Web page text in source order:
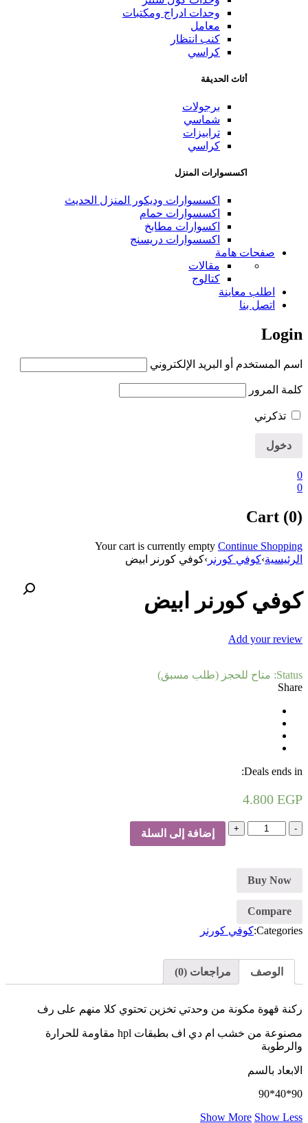
وحدات ادراج ومكتبات
معامل
كنب انتظار
كراسي
أثاث الحديقة
برجولات
شماسي
ترابيزات
كراسي
اكسسوارات المنزل
اكسسوارات وديكور المنزل الحديث
اكسسوارات حمام
اكسوارات مطابخ
اكسسوارات دريسنج
صفحات هامة
مقالات
كتالوج
اطلب معاينة
اتصل بنا
Login
اسم المستخدم أو البريد الإلكتروني
كلمة المرور
تذكرني
0
0
Cart (0)
Your cart is currently empty Continue Shopping
الرئيسية›كوفي كورنر ›كوفي كورنر ابيض
كوفي كورنر ابيض
Add your review
Status: متاح للحجز (طلب مسبق)
Share
Deals ends in:
4.800 EGP
كمية
إضافة إلى السلة
Buy Now
Compare
Categories: كوفي كورنر
الوصف مراجعات (0)
ركنة قهوة مكونة من وحدتي تخزين تحتوي كلا منهم على رف
مصنوعة من خشب ام دي اف بطبقات hpl مقاومة للحرارة
والرطوبة
الابعاد بالسم
90*40*90
Show More Show Less